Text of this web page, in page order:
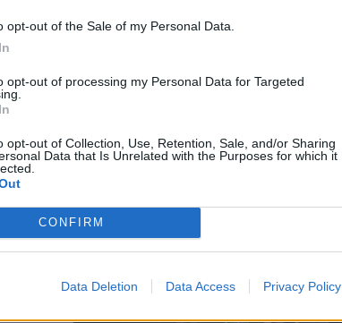
opt-out of the Sale of my Personal Data.
opt-out of processing my Personal Data for Targeted
opt-out of Collection, Use, Retention, Sale, and/or Sharing
Data that Is Unrelated with the Purposes for which it
CONFIRM
Data Deletion Data Access Privacy Policy
a
így